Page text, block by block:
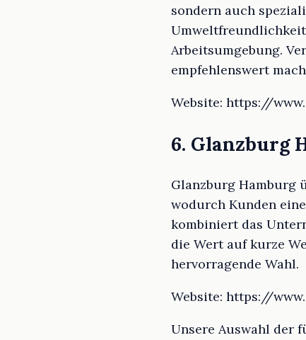
sondern auch
Umweltfreundlichkeit
Arbeitsumgebung.
empfehlenswert
Website: https://
6. Glanzburg
Glanzburg Hamburg
wodurch Kunden
kombiniert das
die Wert auf kurze
hervorragende Wahl.
Website: https://
Unsere Auswahl der